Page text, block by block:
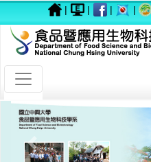
| | | |
Previous